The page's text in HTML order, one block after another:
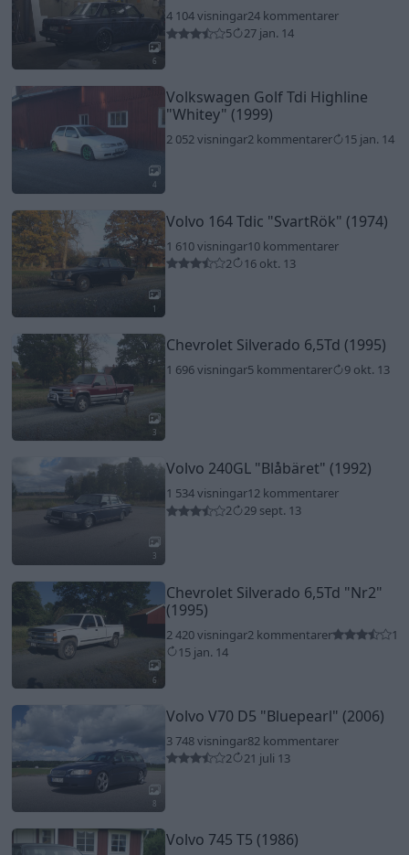
6
4 104 visningar24 kommentarer
5
27 jan. 14
4
Volkswagen Golf Tdi Highline
"Whitey" (1999)
2 052 visningar2 kommentarer 15 jan. 14
1
Volvo 164 Tdic "SvartRök" (1974)
1 610 visningar10 kommentarer
2
16 okt. 13
3
Chevrolet Silverado 6,5Td (1995)
1 696 visningar5 kommentarer 9 okt. 13
3
Volvo 240GL "Blåbäret" (1992)
1 534 visningar12 kommentarer
2
29 sept. 13
6
Chevrolet Silverado 6,5Td "Nr2"
(1995)
2 420 visningar2 kommentarer
1
15 jan. 14
8
Volvo V70 D5 "Bluepearl" (2006)
3 748 visningar82 kommentarer
2
21 juli 13
Volvo 745 T5 (1986)